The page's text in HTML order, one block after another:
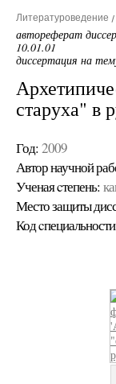
Литературоведение
автореферат
10.01.01
диссертация на
старуха" в
Год: 2009
Автор научной
Ученая cтепень:
Место защиты
Код